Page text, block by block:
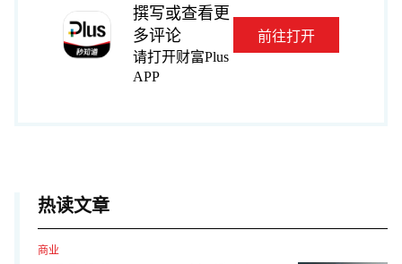
撰写或查看更
多评论
请打开财富Plus
APP
前往打开
热读文章
商业